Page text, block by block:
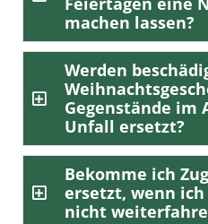
machen lassen?
Werden
Gegenstände im
Unfall ersetzt?
Bekomme ich
ersetzt, wenn
nicht